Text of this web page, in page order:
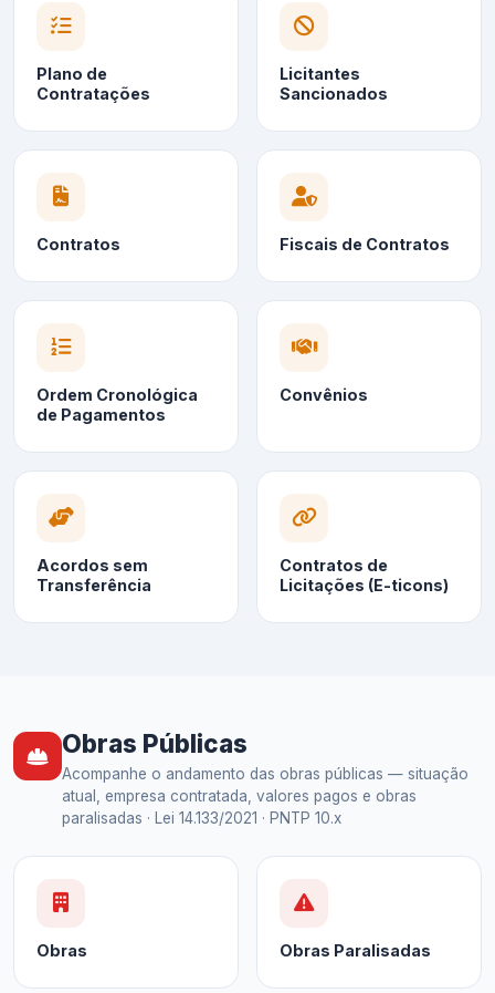
Plano de
Contratações
Licitantes
Sancionados
Contratos Fiscais de Contratos
Ordem Cronológica
de Pagamentos
Convênios
Acordos sem
Transferência
Contratos de
Licitações (E-ticons)
Obras Públicas
Acompanhe o andamento das obras públicas — situação
atual, empresa contratada, valores pagos e obras
paralisadas · Lei 14.133/2021 · PNTP 10.x
Obras Obras Paralisadas